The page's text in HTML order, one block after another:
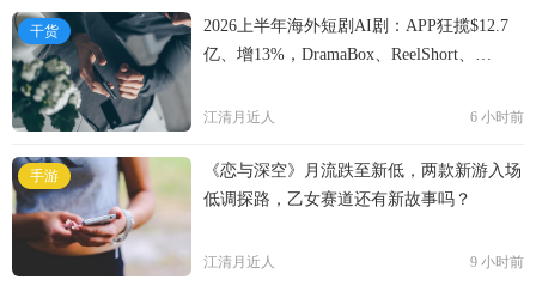
干货
2026上半年海外短剧AI剧：APP狂揽$12.7
亿、增13%，DramaBox、ReelShort、
江清月近人 6 小时前
手游
《恋与深空》月流跌至新低，两款新游入场
低调探路，乙女赛道还有新故事吗？
江清月近人 9 小时前